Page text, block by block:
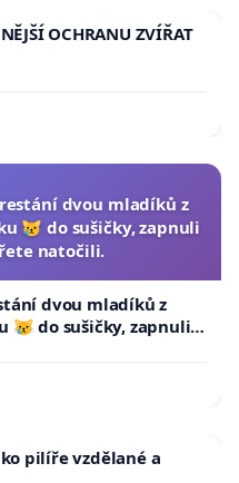
OCHRANU ZVÍŘAT
dvou mladíků z
😿 do sušičky, zapnuli
natočili.
dvou mladíků z
😿 do sušičky, zapnuli ji
pilíře vzdělané a